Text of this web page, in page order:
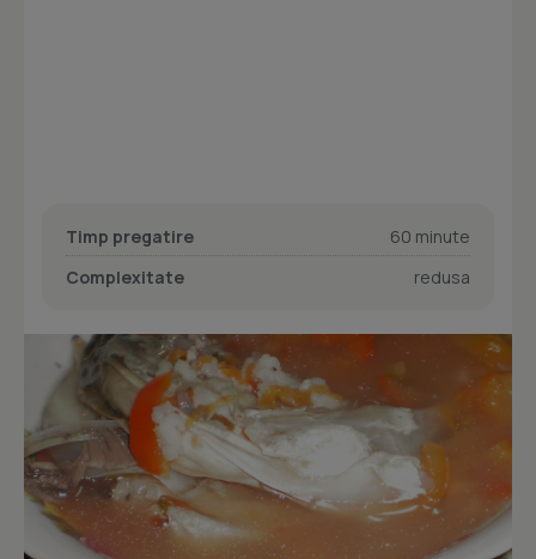
Timp pregatire
60 minute
Complexitate
redusa